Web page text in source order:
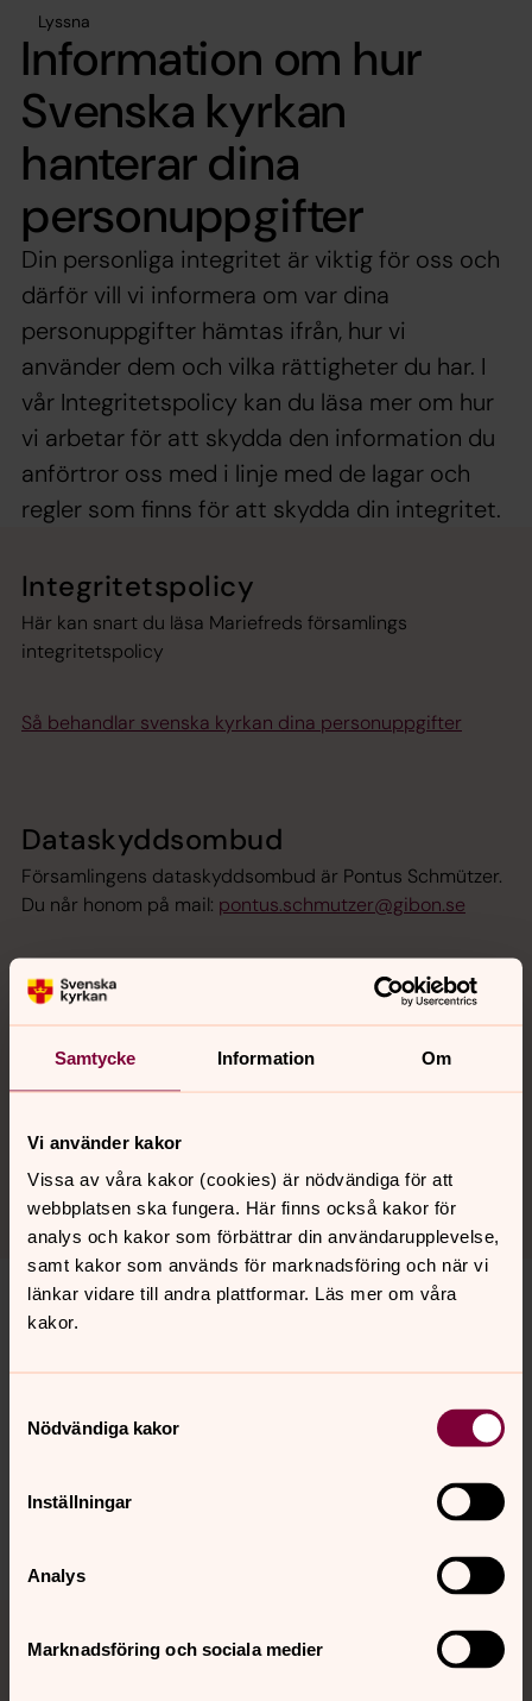
Samtycke Information Om
Vi använder kakor
Vissa av våra kakor (cookies) är nödvändiga för att
webbplatsen ska fungera. Här finns också kakor för
analys och kakor som förbättrar din användarupplevelse,
samt kakor som används för marknadsföring och när vi
länkar vidare till andra plattformar. Läs mer om våra
kakor.
Nödvändiga kakor
Inställningar
Analys
Marknadsföring och sociala medier
Lyssna
Information om hur
Svenska kyrkan
hanterar dina
personuppgifter
Din personliga integritet är viktig för oss och
därför vill vi informera om var dina
personuppgifter hämtas ifrån, hur vi
använder dem och vilka rättigheter du har. I
vår Integritetspolicy kan du läsa mer om hur
vi arbetar för att skydda den information du
anförtror oss med i linje med de lagar och
regler som finns för att skydda din integritet.
Integritetspolicy
Här kan snart du läsa Mariefreds församlings
integritetspolicy
Så behandlar svenska kyrkan dina personuppgifter
Dataskyddsombud
Församlingens dataskyddsombud är Pontus Schmützer.
Du når honom på mail: pontus.schmutzer@gibon.se
Dataskyddsförordningen - GDPR
gäller i hela EU och syftar till att stärka skyddet för den
enskilda individen. Vill du läsa mer om
Integritetsmyndighetens hemsida
Synpunkter eller frågor på sidans
mariefreds.forsamling@svenskakyrkan.se